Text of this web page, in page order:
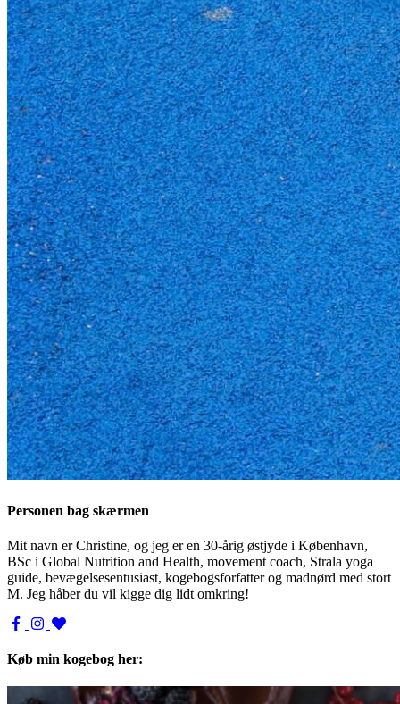
Personen bag skærmen
Mit navn er Christine, og jeg er en 30-årig østjyde i København,
BSc i Global Nutrition and Health, movement coach, Strala yoga
guide, bevægelsesentusiast, kogebogsforfatter og madnørd med stort
M. Jeg håber du vil kigge dig lidt omkring!
Køb min kogebog her: